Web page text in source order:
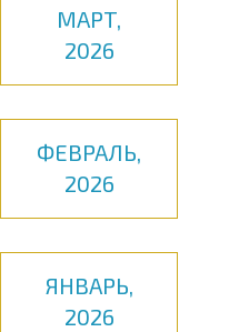
МАРТ,
2026
ФЕВРАЛЬ,
2026
ЯНВАРЬ,
2026